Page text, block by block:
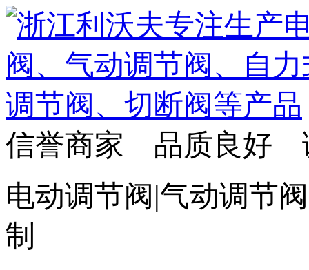
信誉商家 品质良好
电动调节阀|气动调节
制